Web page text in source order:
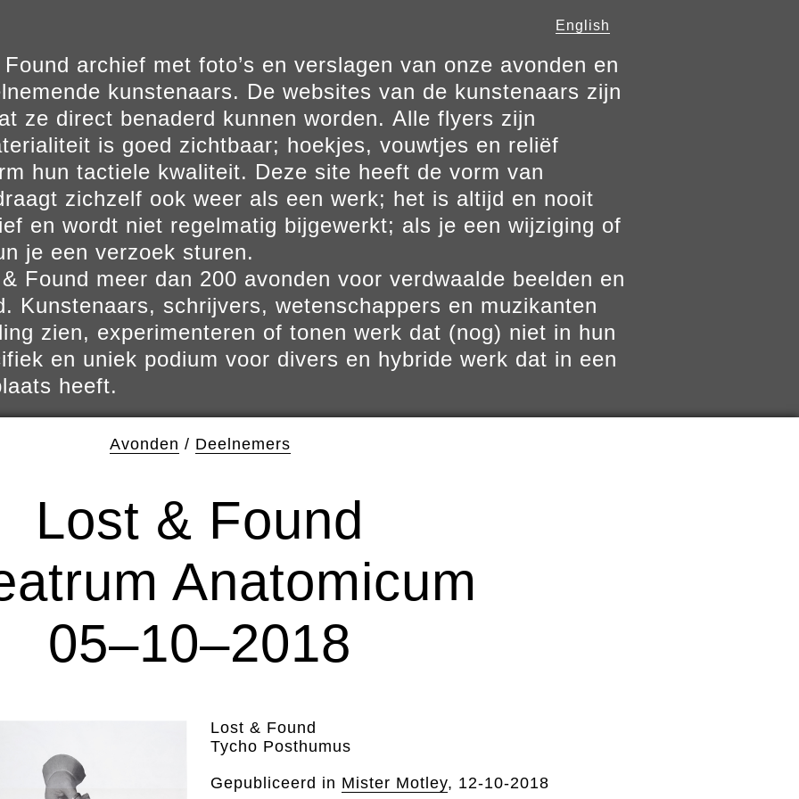
English
archief met foto’s en verslagen van onze avonden en
kunstenaars. De websites van de kunstenaars zijn
ze direct benaderd kunnen worden. Alle flyers zijn
is goed zichtbaar; hoekjes, vouwtjes en reliëf
hun tactiele kwaliteit. Deze site heeft de vorm van
zichzelf ook weer als een werk; het is altijd en nooit
en wordt niet regelmatig bijgewerkt; als je een wijziging of
je een verzoek sturen.
Found meer dan 200 avonden voor verdwaalde beelden en
Kunstenaars, schrijvers, wetenschappers en muzikanten
zien, experimenteren of tonen werk dat (nog) niet in hun
en uniek podium voor divers en hybride werk dat in een
heeft.
Avonden / Deelnemers
Lost & Found
Anatomicum
05–10–2018
Lost & Found
Tycho Posthumus
Gepubliceerd in Mister Motley, 12-10-2018